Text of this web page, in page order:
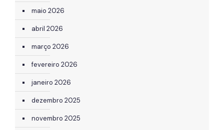
maio 2026
abril 2026
março 2026
fevereiro 2026
janeiro 2026
dezembro 2025
novembro 2025